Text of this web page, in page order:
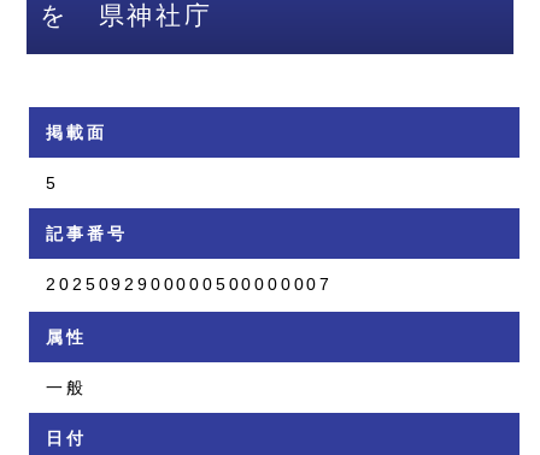
を 県神社庁
掲載面
5
記事番号
2025092900000500000007
属性
一般
日付